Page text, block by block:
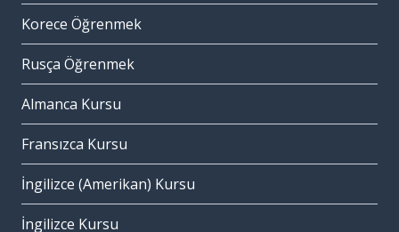
Korece Öğrenmek
Rusça Öğrenmek
Almanca Kursu
Fransızca Kursu
İngilizce (Amerikan) Kursu
İngilizce Kursu